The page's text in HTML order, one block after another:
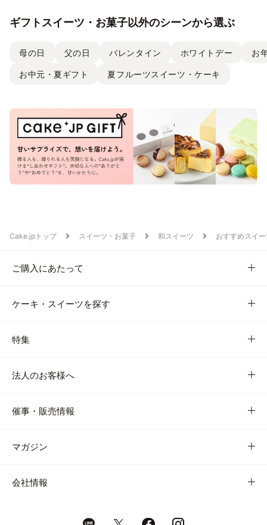
ギフトスイーツ・お菓子以外のシーンから選ぶ
母の日 父の日 バレンタイン ホワイトデー お
お中元・夏ギフト 夏フルーツスイーツ・ケーキ
Cake.jpトップ スイーツ・お菓子 和スイーツ おすすめスイ
ご購入にあたって
ケーキ・スイーツを探す
特集
法人のお客様へ
催事・販売情報
マガジン
会社情報